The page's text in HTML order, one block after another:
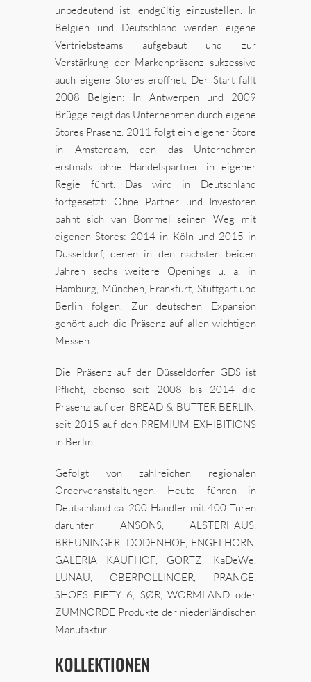
unbedeutend ist, endgültig einzustellen. In
Belgien und Deutschland werden eigene
Vertriebsteams aufgebaut und zur
Verstärkung der Markenpräsenz sukzessive
auch eigene Stores eröffnet. Der Start fällt
2008 Belgien: In Antwerpen und 2009
Brügge zeigt das Unternehmen durch eigene
Stores Präsenz. 2011 folgt ein eigener Store
in Amsterdam, den das Unternehmen
erstmals ohne Handelspartner in eigener
Regie führt. Das wird in Deutschland
fortgesetzt: Ohne Partner und Investoren
bahnt sich van Bommel seinen Weg mit
eigenen Stores: 2014 in Köln und 2015 in
Düsseldorf, denen in den nächsten beiden
Jahren sechs weitere Openings u. a. in
Hamburg, München, Frankfurt, Stuttgart und
Berlin folgen. Zur deutschen Expansion
gehört auch die Präsenz auf allen wichtigen
Messen:
Die Präsenz auf der Düsseldorfer GDS ist
Pflicht, ebenso seit 2008 bis 2014 die
Präsenz auf der BREAD & BUTTER BERLIN,
seit 2015 auf den PREMIUM EXHIBITIONS
in Berlin.
Gefolgt von zahlreichen regionalen
Orderveranstaltungen. Heute führen in
Deutschland ca. 200 Händler mit 400 Türen
darunter ANSONS, ALSTERHAUS,
BREUNINGER, DODENHOF, ENGELHORN,
GALERIA KAUFHOF, GÖRTZ, KaDeWe,
LUNAU, OBERPOLLINGER, PRANGE,
SHOES FIFTY 6, SØR, WORMLAND oder
ZUMNORDE Produkte der niederländischen
Manufaktur.
KOLLEKTIONEN